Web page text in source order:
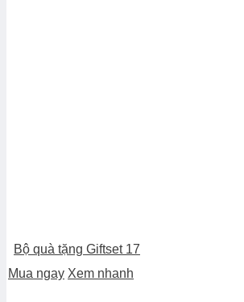
Bộ quà tặng Giftset 17
Mua ngay Xem nhanh